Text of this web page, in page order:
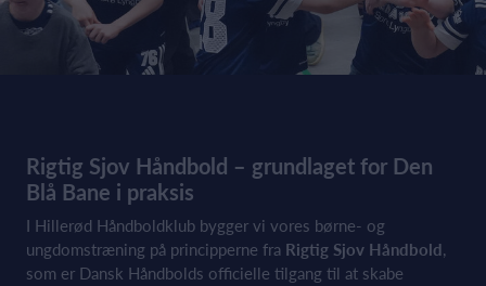
Rigtig Sjov Håndbold – grundlaget for Den
Blå Bane i praksis
I Hillerød Håndboldklub bygger vi vores børne- og
ungdomstræning på principperne fra Rigtig Sjov Håndbold,
som er Dansk Håndbolds officielle tilgang til at skabe